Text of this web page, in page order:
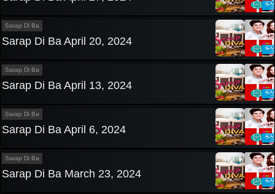
Sarap Di Ba
Sarap Di Ba April 20, 2024
Sarap Di Ba
Sarap Di Ba April 13, 2024
Sarap Di Ba
Sarap Di Ba April 6, 2024
Sarap Di Ba
Sarap Di Ba March 23, 2024